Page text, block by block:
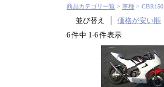
商品カテゴリ一覧 > 車種 > CBR150
並び替え 価格が安い順
6 件中 1-6 件表示